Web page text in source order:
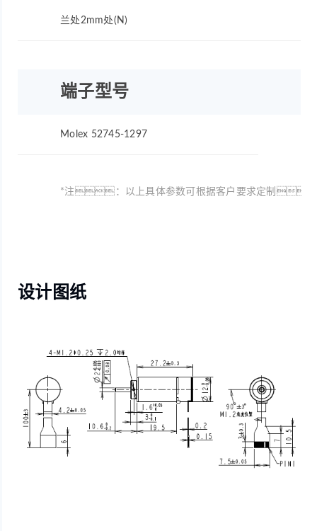
兰处2mm处(N)
端子型号
Molex 52745-1297
*注：以上具体参数可根据客户要求定制
设计图纸